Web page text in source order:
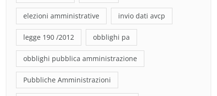
elezioni amministrative invio dati avcp
legge 190 /2012 obblighi pa
obblighi pubblica amministrazione
Pubbliche Amministrazioni